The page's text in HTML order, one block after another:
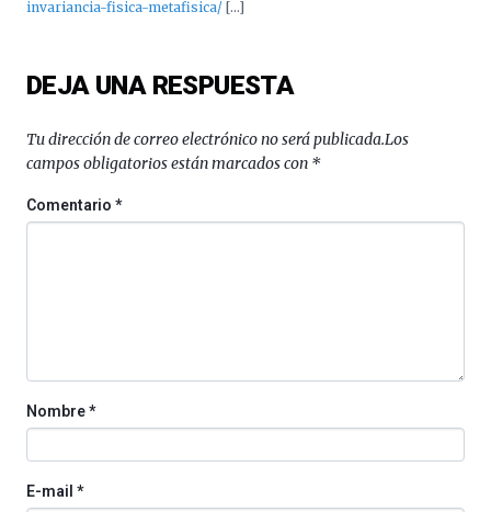
invariancia-fisica-metafisica/ […]
DEJA UNA RESPUESTA
Tu dirección de correo electrónico no será publicada.Los
campos obligatorios están marcados con *
Comentario*
Nombre*
E-mail *